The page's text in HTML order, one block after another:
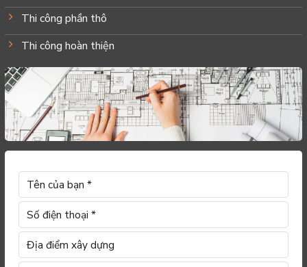
Thi công phần thô
Thi công hoàn thiện